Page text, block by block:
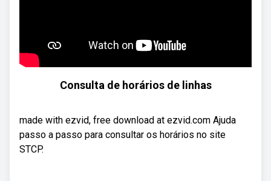
Consulta de horários de linhas
made with ezvid, free download at ezvid.com Ajuda
passo a passo para consultar os horários no site
STCP.